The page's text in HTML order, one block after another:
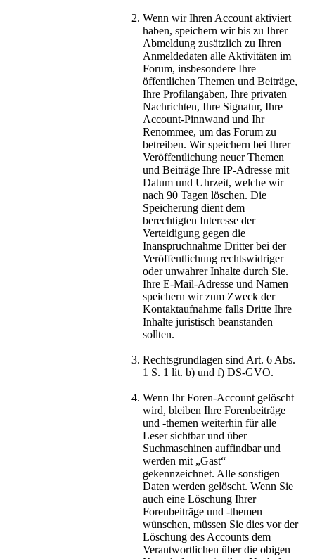
Wenn wir Ihren Account aktiviert
haben, speichern wir bis zu Ihrer
Abmeldung zusätzlich zu Ihren
Anmeldedaten alle Aktivitäten im
Forum, insbesondere Ihre
öffentlichen Themen und Beiträge,
Ihre Profilangaben, Ihre privaten
Nachrichten, Ihre Signatur, Ihre
Account-Pinnwand und Ihr
Renommee, um das Forum zu
betreiben. Wir speichern bei Ihrer
Veröffentlichung neuer Themen
und Beiträge Ihre IP-Adresse mit
Datum und Uhrzeit, welche wir
nach 90 Tagen löschen. Die
Speicherung dient dem
berechtigten Interesse der
Verteidigung gegen die
Inanspruchnahme Dritter bei der
Veröffentlichung rechtswidriger
oder unwahrer Inhalte durch Sie.
Ihre E-Mail-Adresse und Namen
speichern wir zum Zweck der
Kontaktaufnahme falls Dritte Ihre
Inhalte juristisch beanstanden
sollten.
Rechtsgrundlagen sind Art. 6 Abs.
1 S. 1 lit. b) und f) DS-GVO.
Wenn Ihr Foren-Account gelöscht
wird, bleiben Ihre Forenbeiträge
und -themen weiterhin für alle
Leser sichtbar und über
Suchmaschinen auffindbar und
werden mit „Gast“
gekennzeichnet. Alle sonstigen
Daten werden gelöscht. Wenn Sie
auch eine Löschung Ihrer
Forenbeiträge und -themen
wünschen, müssen Sie dies vor der
Löschung des Accounts dem
Verantwortlichen über die obigen